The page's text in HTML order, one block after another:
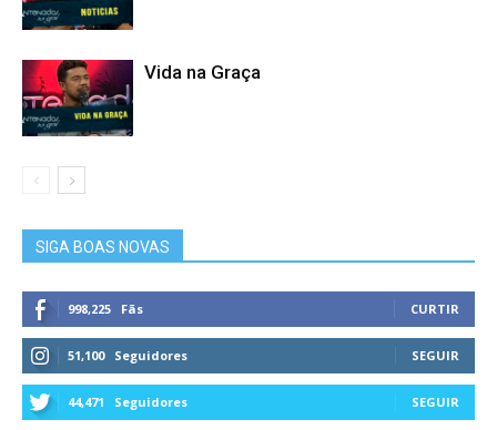
Vida na Graça
SIGA BOAS NOVAS
998,225 Fãs CURTIR
51,100 Seguidores SEGUIR
44,471 Seguidores SEGUIR